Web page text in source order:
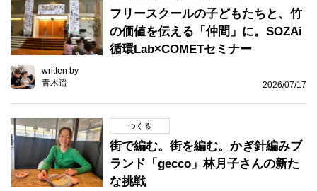
フリースクールの子どもたちと、竹
の価値を伝える「仲間」に。SOZAi
循環Lab×COMETセミナー
written by
青木遥
2026/07/17
つくる
街で編む。街を編む。かぎ針編みブ
ランド「gecco」林月子さんの新た
な挑戦